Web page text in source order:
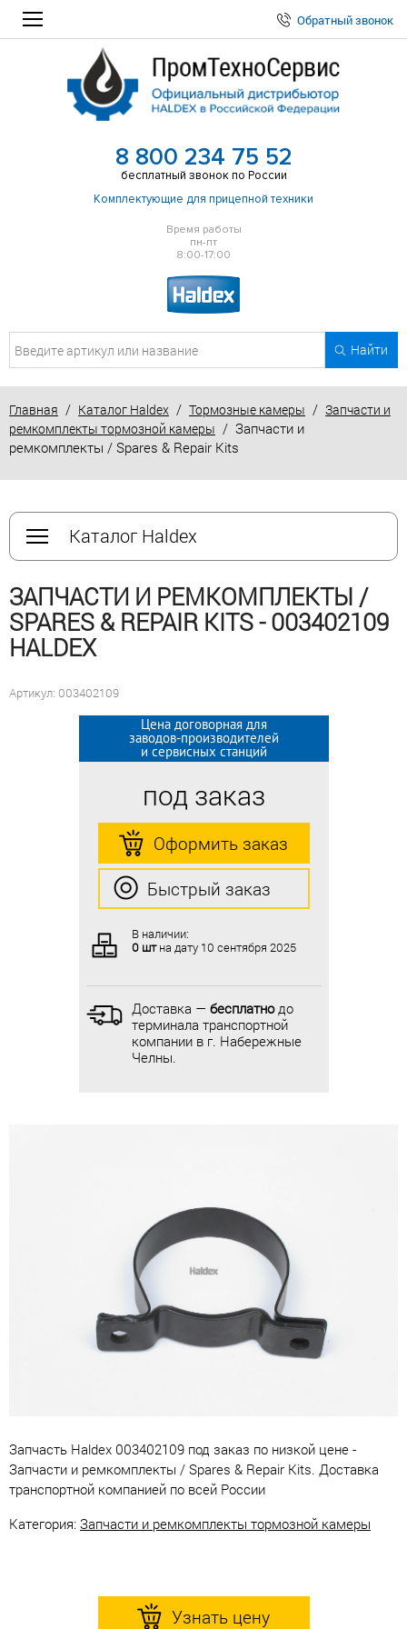
Обратный звонок
8 800 234 75 52
бесплатный звонок по России
Комплектующие для прицепной техники
Время работы
пн-пт
8:00-17:00
Найти
Главная / Каталог Haldex / Тормозные камеры / Запчасти и
ремкомплекты тормозной камеры / Запчасти и
ремкомплекты / Spares & Repair Kits
Каталог Haldex
ЗАПЧАСТИ И РЕМКОМПЛЕКТЫ /
SPARES & REPAIR KITS - 003402109
HALDEX
Артикул: 003402109
Цена договорная для
заводов-производителей
и сервисных станций
под заказ
Оформить заказ
Быстрый заказ
В наличии:
0 штна дату 10 сентября 2025
Доставка — бесплатнодо
терминала транспортной
компании в г. Набережные
Челны.
Цена договорная для
заводов-производителей
и сервисных станций
под заказ
Оформить заказ
Быстрый заказ
В наличии:
0 штна дату 10 сентября 2025
Доставка — бесплатнодо
терминала транспортной
компании в г. Набережные
Челны.
Запчасть Haldex 003402109 под заказ по низкой цене -
Запчасти и ремкомплекты / Spares & Repair Kits. Доставка
транспортной компанией по всей России
Категория: Запчасти и ремкомплекты тормозной камеры
Узнать цену